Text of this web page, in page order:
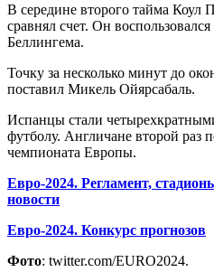
В середине второго тайма Коул
сравнял счет. Он
Беллингема.
Точку за несколько минут до
поставил Микель Ойярсабаль.
Испанцы стали
футболу. Англичане второй раз
чемпионата Европы.
Евро-2024. Регламент,
новости
Евро-2024. Конкурс прогнозов
Фото: twitter.com/EURO2024.